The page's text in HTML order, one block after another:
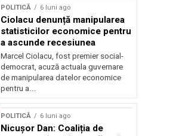
POLITICĂ 6 luni ago
Ciolacu denunță manipularea
statisticilor economice pentru
a ascunde recesiunea
Marcel Ciolacu, fost premier social-
democrat, acuză actuala guvernare
de manipularea datelor economice
pentru a...
POLITICĂ 6 luni ago
Nicușor Dan: Coaliția de